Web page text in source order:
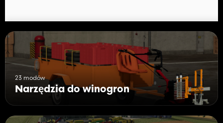
23 modów
Narzędzia do winogron